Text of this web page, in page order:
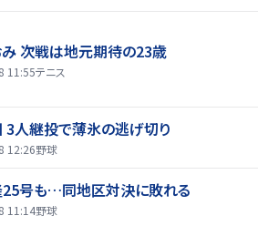
次戦は地元期待の23歳
11:55テニス
3人継投で薄氷の逃げ切り
12:26野球
号も…同地区対決に敗れる
11:14野球